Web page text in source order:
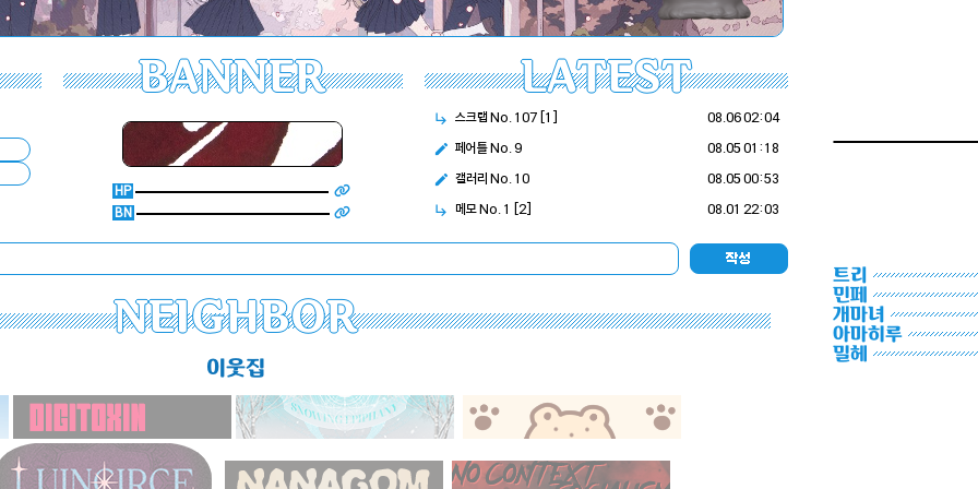
트리
민페
개마녀
아마히루
밀헤